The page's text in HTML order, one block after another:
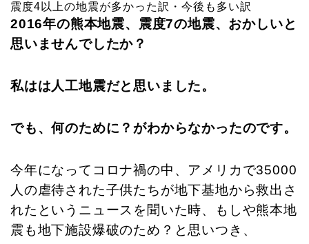
震度4以上の地震が多かった訳・今後も多い訳
2016年の熊本地震、震度7の地震、おかしいと
思いませんでしたか？
私はは人工地震だと思いました。
でも、何のために？がわからなかったのです。
今年になってコロナ禍の中、アメリカで35000
人の虐待された子供たちが地下基地から救出さ
れたというニュースを聞いた時、もしや熊本地
震も地下施設爆破のため？と思いつき、